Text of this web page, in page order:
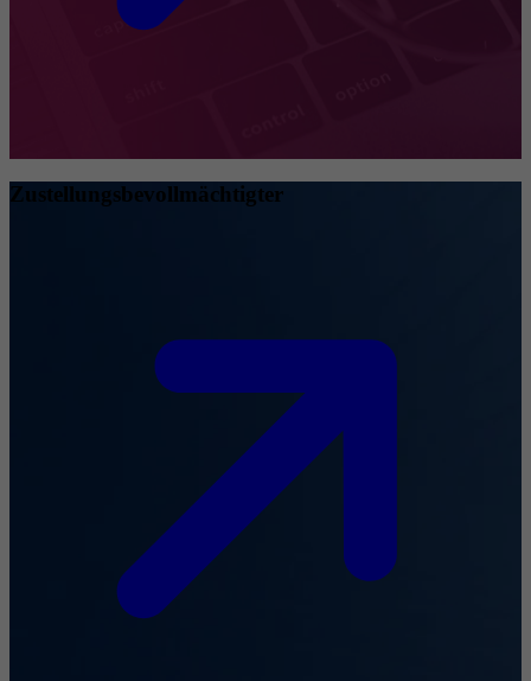
Zustellungsbevollmächtigter